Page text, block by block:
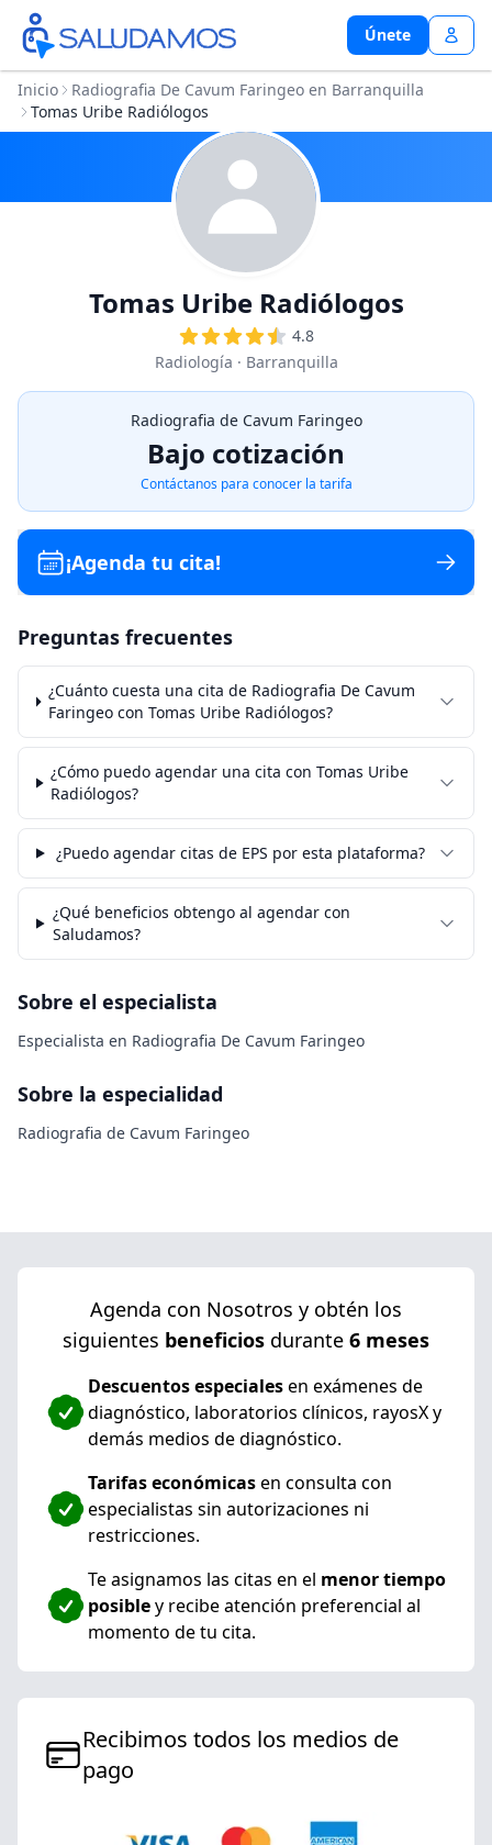
Únete
Únete
Inicio
Radiografia De Cavum Faringeo en Barranquilla
Tomas Uribe Radiólogos
Tomas Uribe Radiólogos
4.8
Radiología · Barranquilla
Radiografia de Cavum Faringeo
Bajo cotización
Contáctanos para conocer la tarifa
¡Agenda tu cita!
Preguntas frecuentes
¿Cuánto cuesta una cita de Radiografia De Cavum
Faringeo con Tomas Uribe Radiólogos?
¿Cómo puedo agendar una cita con Tomas Uribe
Radiólogos?
¿Puedo agendar citas de EPS por esta plataforma?
¿Qué beneficios obtengo al agendar con
Saludamos?
Sobre el especialista
Especialista en Radiografia De Cavum Faringeo
Sobre la especialidad
Radiografia de Cavum Faringeo
Agenda con Nosotros y obtén los
siguientes beneficios durante 6 meses
Descuentos especialesen exámenes de
diagnóstico, laboratorios clínicos, rayosX y
demás medios de diagnóstico.
Tarifas económicasen consulta con
especialistas sin autorizaciones ni
restricciones.
Te asignamos las citas en el menor tiempo
posibley recibe atención preferencial al
momento de tu cita.
Recibimos todos los medios de
pago